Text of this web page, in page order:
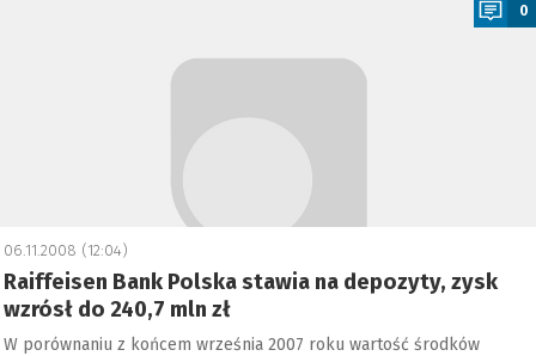
0
06.11.2008 (12:04)
Raiffeisen Bank Polska stawia na depozyty, zysk
wzrósł do 240,7 mln zł
W porównaniu z końcem września 2007 roku wartość środków